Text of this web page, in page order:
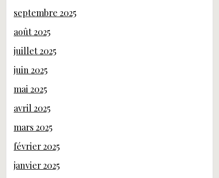
septembre 2025
août 2025
juillet 2025
juin 2025
mai 2025
avril 2025
mars 2025
février 2025
janvier 2025